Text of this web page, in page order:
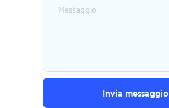
Invia messaggio